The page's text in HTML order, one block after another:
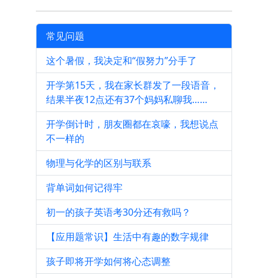
常见问题
这个暑假，我决定和“假努力”分手了
开学第15天，我在家长群发了一段语音，
结果半夜12点还有37个妈妈私聊我……
开学倒计时，朋友圈都在哀嚎，我想说点
不一样的
物理与化学的区别与联系
背单词如何记得牢
初一的孩子英语考30分还有救吗？
【应用题常识】生活中有趣的数字规律
孩子即将开学如何将心态调整